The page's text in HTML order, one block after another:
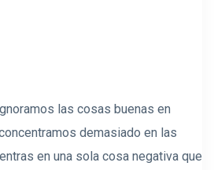
las cosas buenas en
demasiado en las
en una sola cosa negativa que